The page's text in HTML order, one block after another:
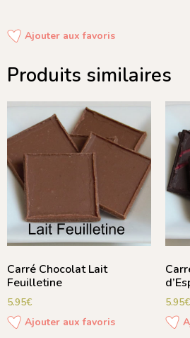
Ajouter aux favoris
Produits similaires
Carré Chocolat Lait
Feuilletine
5.95€
Ajouter aux favoris
5.95€